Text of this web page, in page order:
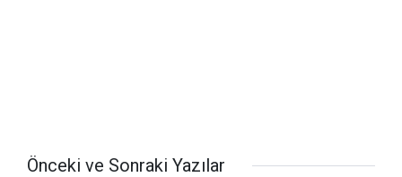
Önceki ve Sonraki Yazılar